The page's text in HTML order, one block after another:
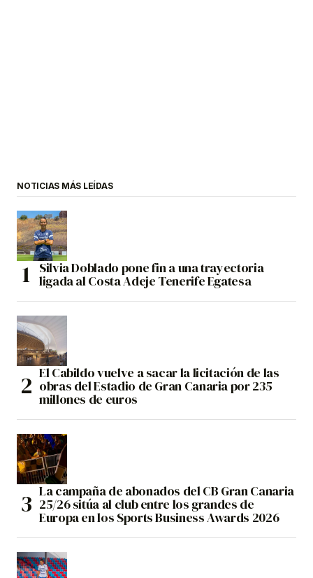
NOTICIAS MÁS LEÍDAS
Silvia Doblado pone fin a una trayectoria
ligada al Costa Adeje Tenerife Egatesa
El Cabildo vuelve a sacar la licitación de las
obras del Estadio de Gran Canaria por 235
millones de euros
La campaña de abonados del CB Gran Canaria
25/26 sitúa al club entre los grandes de
Europa en los Sports Business Awards 2026